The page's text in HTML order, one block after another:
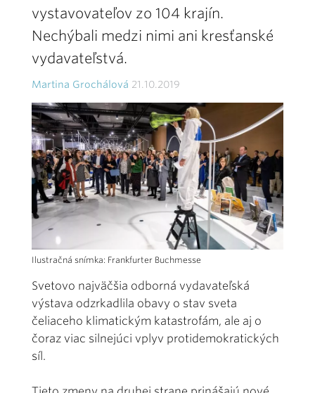
vystavovateľov zo 104 krajín.
Nechýbali medzi nimi ani kresťanské
vydavateľstvá.
Martina Grochálová 21.10.2019
Ilustračná snímka: Frankfurter Buchmesse
Svetovo najväčšia odborná vydavateľská
výstava odzrkadlila obavy o stav sveta
čeliaceho klimatickým katastrofám, ale aj o
čoraz viac silnejúci vplyv protidemokratických
síl.